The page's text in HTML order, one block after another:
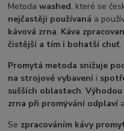
Metodawashed, které se
nejčastěji používaná a
kávová zrna. Káva
čistější a tím i bohatší chuť.
Promytá metoda snižuje
na strojové vybavení i
sušších oblastech.Výhodou
zrna při promývání odplaví
Se zpracováním kávy